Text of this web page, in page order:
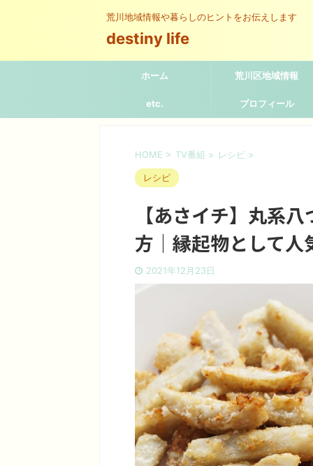
荒川地域情報や暮らしのヒントをお伝えします
destiny life
ホーム 荒川区地域情報
etc. プロフィール
HOME > TV番組 > レシピ >
レシピ
【あさイチ】丸系
方｜縁起物として
2021年12月23日